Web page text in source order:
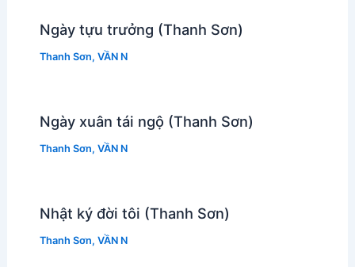
Ngày tựu trưởng (Thanh Sơn)
Thanh Sơn, VẦN N
Ngày xuân tái ngộ (Thanh Sơn)
Thanh Sơn, VẦN N
Nhật ký đời tôi (Thanh Sơn)
Thanh Sơn, VẦN N